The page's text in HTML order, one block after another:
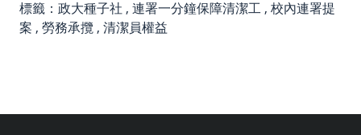
標籤： 政大種子社 , 連署一分鐘保障清潔工 , 校內連署提
案 , 勞務承攬 , 清潔員權益